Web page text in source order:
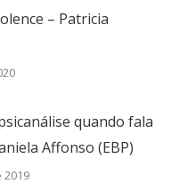
– Patricia
quando fala
Affonso (EBP)
2019